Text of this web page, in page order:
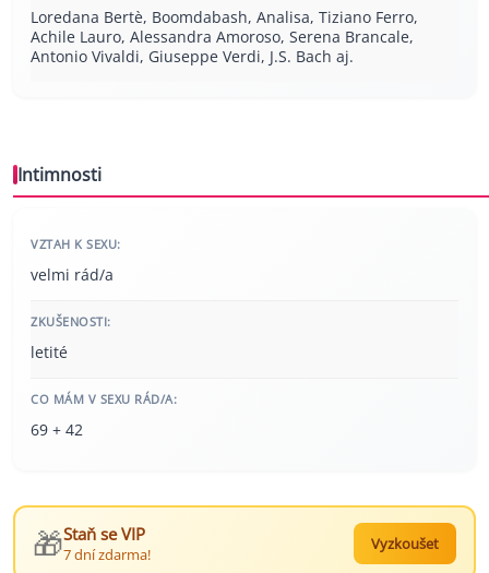
Loredana Bertè, Boomdabash, Analisa, Tiziano Ferro,
Achile Lauro, Alessandra Amoroso, Serena Brancale,
Antonio Vivaldi, Giuseppe Verdi, J.S. Bach aj.
Intimnosti
VZTAH K SEXU:
velmi rád/a
ZKUŠENOSTI:
letité
CO MÁM V SEXU RÁD/A:
69 + 42
🎁Staň se VIP
7 dní zdarma!
Vyzkoušet